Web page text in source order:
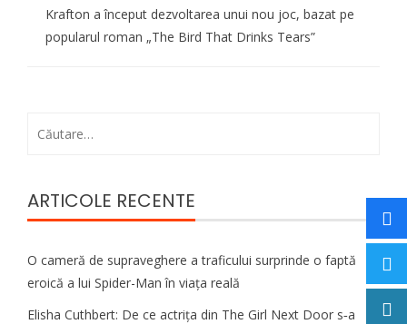
Krafton a început dezvoltarea unui nou joc, bazat pe
popularul roman „The Bird That Drinks Tears”
ARTICOLE RECENTE
O cameră de supraveghere a traficului surprinde o faptă
eroică a lui Spider-Man în viața reală
Elisha Cuthbert: De ce actrița din The Girl Next Door s‑a